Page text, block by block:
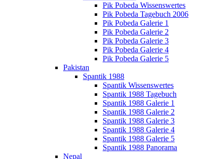
Pik Pobeda Wissenswertes
Pik Pobeda Tagebuch 2006
Pik Pobeda Galerie 1
Pik Pobeda Galerie 2
Pik Pobeda Galerie 3
Pik Pobeda Galerie 4
Pik Pobeda Galerie 5
Pakistan
Spantik 1988
Spantik Wissenswertes
Spantik 1988 Tagebuch
Spantik 1988 Galerie 1
Spantik 1988 Galerie 2
Spantik 1988 Galerie 3
Spantik 1988 Galerie 4
Spantik 1988 Galerie 5
Spantik 1988 Panorama
Nepal